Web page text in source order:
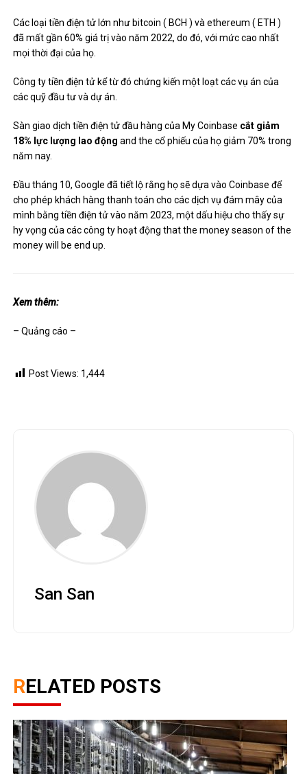
Các loại tiền điện tử lớn như bitcoin (BCH ) và ethereum (ETH )
đã mất gần 60% giá trị vào năm 2022, do đó, với mức cao nhất
mọi thời đại của họ.
Công ty tiền điện tử kể từ đó chứng kiến ​​một loạt các vụ án của
các quỹ đầu tư và dự án.
Sàn giao dịch tiền điện tử đầu hàng của My Coinbase cắt giảm
18% lực lượng lao động and the cổ phiếu của họ giảm 70% trong
năm nay.
Đầu tháng 10, Google đã tiết lộ rằng họ sẽ dựa vào Coinbase để
cho phép khách hàng thanh toán cho các dịch vụ đám mây của
mình bằng tiền điện tử vào năm 2023, một dấu hiệu cho thấy sự
hy vọng của các công ty hoạt động that the money season of the
money will be end up.
Xem thêm:
– Quảng cáo –
Post Views: 1,444
San San
RELATED POSTS